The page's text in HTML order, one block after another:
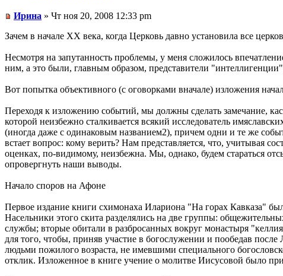
Ирина » Чт ноя 20, 2008 12:33 pm
Зачем в начале ХХ века, когда Церковь давно установила все
Несмотря на запутанность проблемы, у меня сложилось
ним, а это были, главным образом, представители
Вот попытка объективного (с оговорками вначале) изложения
Переходя к изложению событий, мы должны сделать замечание,
которой неизбежно сталкивается всякий исследователь
(иногда даже с одинаковым названием2), причем одни и те же
встает вопрос: кому верить? Нам представляется, что, учитывая
оценках, по-видимому, неизбежна. Мы, однако, будем стараться
опровергнуть наши выводы.
Начало споров на Афоне
Первое издание книги схимонаха Илариона "На горах Кавказа"
Насельники этого скита разделялись на две группы:
службы; вторые обитали в разбросанных вокруг монастыря
для того, чтобы, приняв участие в богослужении и пообедав
людьми пожилого возраста, не имевшими специального
отклик. Изложенное в книге учение о молитве Иисусовой было